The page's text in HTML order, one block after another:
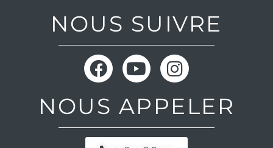
NOUS SUIVRE
F
a
c
e
b
Y
o
u
t
u
I
n
s
t
a
NOUS APPELER